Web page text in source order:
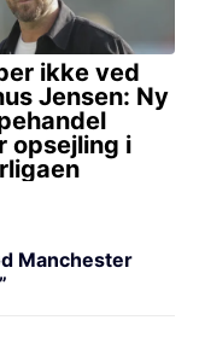
Manchester